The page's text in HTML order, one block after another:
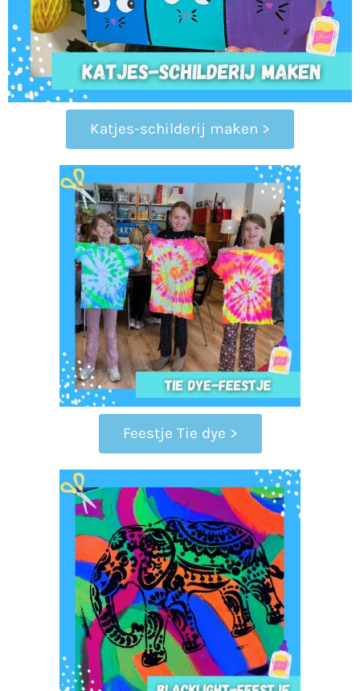
Katjes-schilderij maken >
Feestje Tie dye >